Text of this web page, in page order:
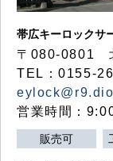
帯広キーロックサ
〒080-0801
TEL：0155-
営業時間：
販売可